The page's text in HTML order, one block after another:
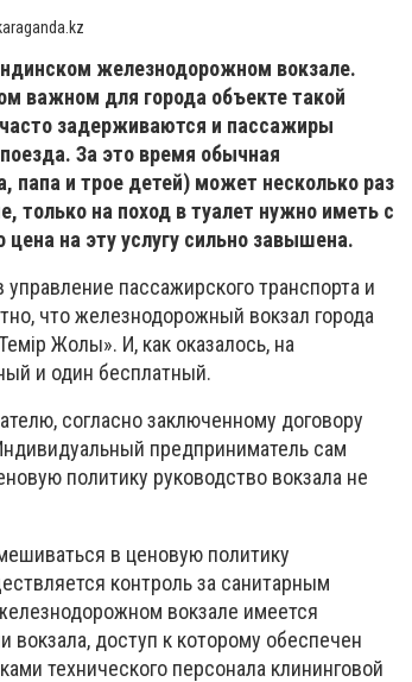
железнодорожном вокзале.
важном для города объекте такой
задерживаются и пассажиры
За это время обычная
папа и трое детей) может несколько раз
только на поход в туалет нужно иметь с
на эту услугу сильно завышена.
управление пассажирского транспорта и
что железнодорожный вокзал города
Жолы». И, как оказалось, на
и один бесплатный.
согласно заключенному договору
предприниматель сам
политику руководство вокзала не
в ценовую политику
контроль за санитарным
вокзале имеется
вокзала, доступ к которому обеспечен
технического персонала клининговой